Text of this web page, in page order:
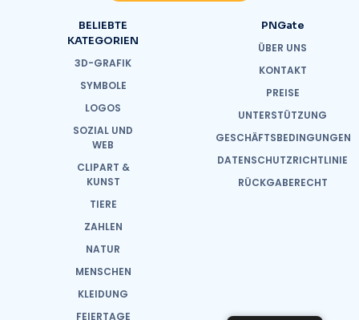
BELIEBTE
KATEGORIEN
3D-GRAFIK
SYMBOLE
LOGOS
SOZIAL UND
WEB
CLIPART &
KUNST
TIERE
ZAHLEN
NATUR
MENSCHEN
KLEIDUNG
FEIERTAGE
PNGate
ÜBER UNS
KONTAKT
PREISE
UNTERSTÜTZUNG
GESCHÄFTSBEDINGUNGEN
DATENSCHUTZRICHTLINIE
RÜCKGABERECHT